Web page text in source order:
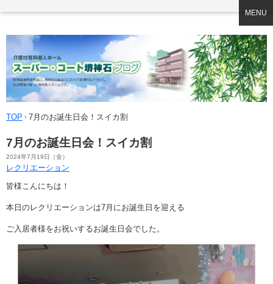
MENU
TOP 7月のお誕生日会！スイカ割
7月のお誕生日会！スイカ割
2024年7月19日（金）
レクリエーション
皆様こんにちは！
本日のレクリエーションは7月にお誕生日を迎える
ご入居者様をお祝いするお誕生日会でした。